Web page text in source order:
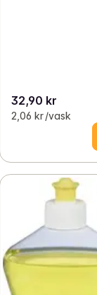
32,90 kr
2,06 kr /vask